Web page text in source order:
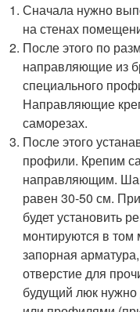
Сначала нужно
на стенах
После этого по
направляющие из
специального
Направляющие
саморезах.
После этого
профили. Крепим
направляющим.
равен 30-50 см.
будет установить
монтируются в том
запорная
отверстие для
будущий люк нужно